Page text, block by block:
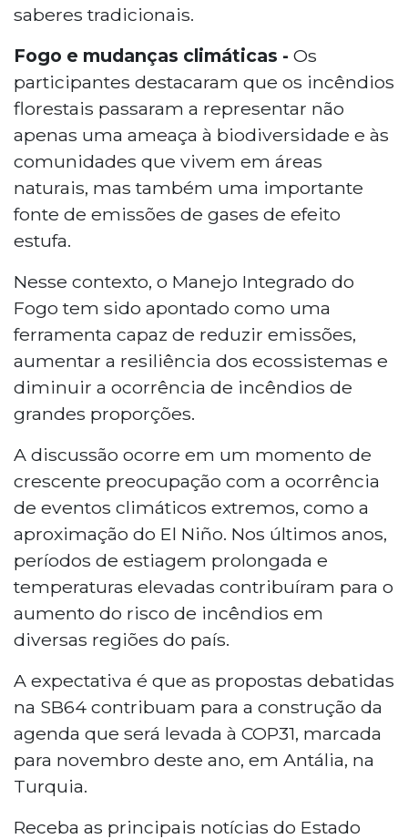
saberes tradicionais.
Fogo e mudanças climáticas - Os
participantes destacaram que os incêndios
florestais passaram a representar não
apenas uma ameaça à biodiversidade e às
comunidades que vivem em áreas
naturais, mas também uma importante
fonte de emissões de gases de efeito
estufa.
Nesse contexto, o Manejo Integrado do
Fogo tem sido apontado como uma
ferramenta capaz de reduzir emissões,
aumentar a resiliência dos ecossistemas e
diminuir a ocorrência de incêndios de
grandes proporções.
A discussão ocorre em um momento de
crescente preocupação com a ocorrência
de eventos climáticos extremos, como a
aproximação do El Niño. Nos últimos anos,
períodos de estiagem prolongada e
temperaturas elevadas contribuíram para o
aumento do risco de incêndios em
diversas regiões do país.
A expectativa é que as propostas debatidas
na SB64 contribuam para a construção da
agenda que será levada à COP31, marcada
para novembro deste ano, em Antália, na
Turquia.
Receba as principais notícias do Estado